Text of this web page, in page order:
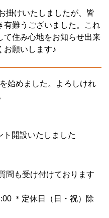
掛けいたしましたが、皆
有難うございました。これ
て住み心地をお知らせ出来
お願いします♪
始めました。よろしけれ
開設いたしました
問も受け付けております
＊定休日（日・祝）除